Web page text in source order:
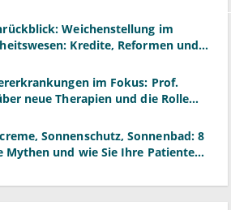
Weichenstellung im
Kredite, Reformen und
im Fokus: Prof.
neue Therapien und die Rolle
Sonnenschutz, Sonnenbad: 8
Mythen und wie Sie Ihre Patienten